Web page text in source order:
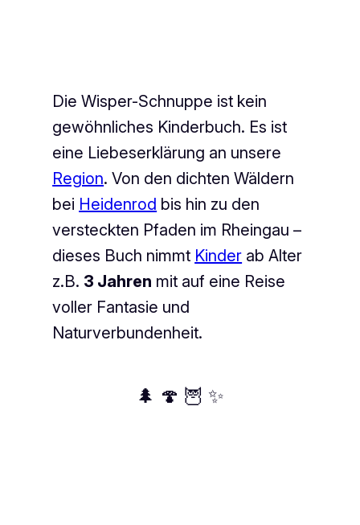
Die Wisper-Schnuppe ist kein
gewöhnliches Kinderbuch. Es ist
eine Liebeserklärung an unsere
Region. Von den dichten Wäldern
bei Heidenrod bis hin zu den
versteckten Pfaden im Rheingau –
dieses Buch nimmt Kinder ab Alter
z.B. 3 Jahren mit auf eine Reise
voller Fantasie und
Naturverbundenheit.
🌲 🍄 🦉 ✨